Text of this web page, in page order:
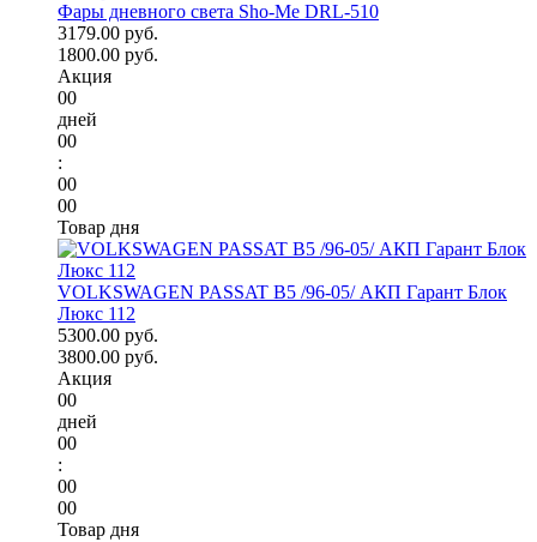
Фары дневного света Sho-Me DRL-510
3179.00 руб.
1800.00 руб.
Акция
00
дней
00
:
00
00
Товар дня
VOLKSWAGEN PASSAT B5 /96-05/ АКП Гарант Блок
Люкс 112
5300.00 руб.
3800.00 руб.
Акция
00
дней
00
:
00
00
Товар дня